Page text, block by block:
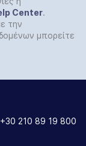
Center.
την
μπορείτε
+30 210 89 19 800